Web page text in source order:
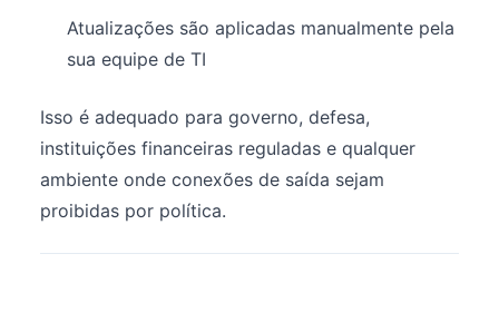
Atualizações são aplicadas manualmente pela
sua equipe de TI
Isso é adequado para governo, defesa,
instituições financeiras reguladas e qualquer
ambiente onde conexões de saída sejam
proibidas por política.